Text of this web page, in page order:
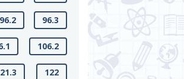
96.2 96.3
106.2
122